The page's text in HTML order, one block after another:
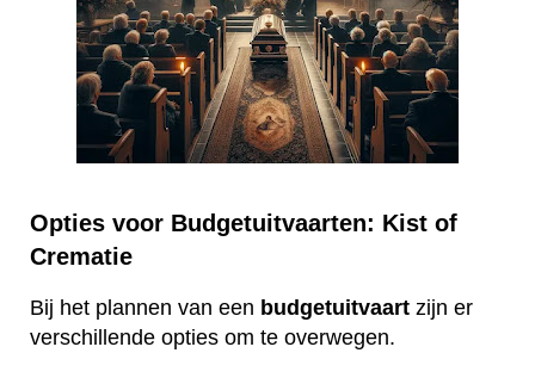
Opties voor Budgetuitvaarten: Kist of
Crematie
Bij het plannen van een budgetuitvaart zijn er
verschillende opties om te overwegen.